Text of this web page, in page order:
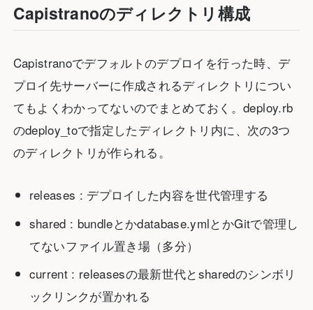
Capistranoのディレクトリ構成
Capistranoでデフォルトのデプロイを行った時、デ
プロイ先サーバーに作成されるディレクトリについ
てもよくわかってないのでまとめておく。deploy.rb
のdeploy_toで指定したディレクトリ内に、次の3つ
のディレクトリが作られる。
releases : デプロイした内容を世代管理する
shared : bundleとかdatabase.ymlとかGitで管理し
てないファイル置き場（多分）
current : releasesの最新世代とsharedのシンボリ
ックリンクが置かれる